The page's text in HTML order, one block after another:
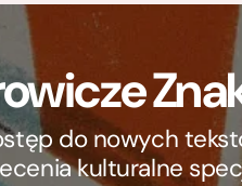
do nowych
kulturalne